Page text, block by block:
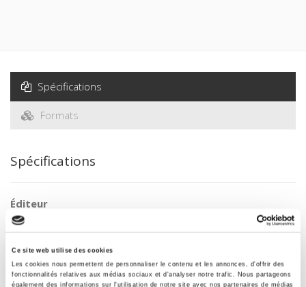
Ce site web utilise des cookies
Les cookies nous permettent de personnaliser le contenu et les annonces, d'offrir des
fonctionnalités relatives aux médias sociaux et d'analyser notre trafic. Nous partageons
également des informations sur l'utilisation de notre site avec nos partenaires de médias
Spécifications
Formats
Spécifications
Éditeur
Presses de Sciences Po
Philippe Preschez
Collection